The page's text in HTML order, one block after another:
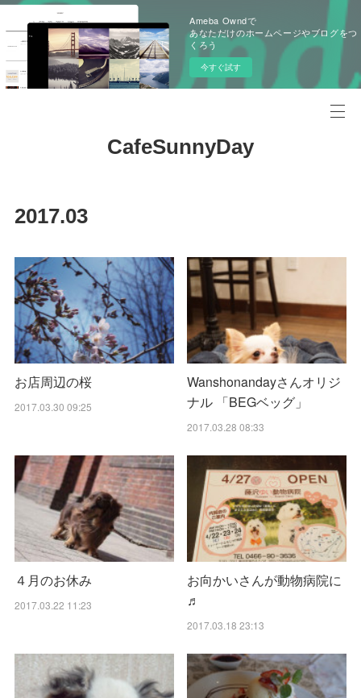
Ameba Owndで
あなただけのホームページやブログをつ
くろう
今すぐ試す
CafeSunnyDay
2017.03
お店周辺の桜
2017.03.30 09:25
Wanshonandayさんオリジ
ナル 「BEGベッグ」
2017.03.28 08:33
４月のお休み
2017.03.22 11:23
お向かいさんが動物病院に
♬
2017.03.18 23:13